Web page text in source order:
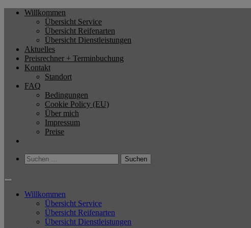
Zum
Reifenservice Sven Kempe
Bester Service zum kleinen Preis
Willkommen
Übersicht Service
Übersicht Reifenarten
Übersicht Dienstleistungen
Aktuelles
Preisrechner + Terminbuchung
Kontakt
Standort
FAQ
Bedingungen
Cookie Policy (EU)
Über mich
Impressum
Preise
Suchen
nach:
Willkommen
Übersicht Service
Übersicht Reifenarten
Übersicht Dienstleistungen